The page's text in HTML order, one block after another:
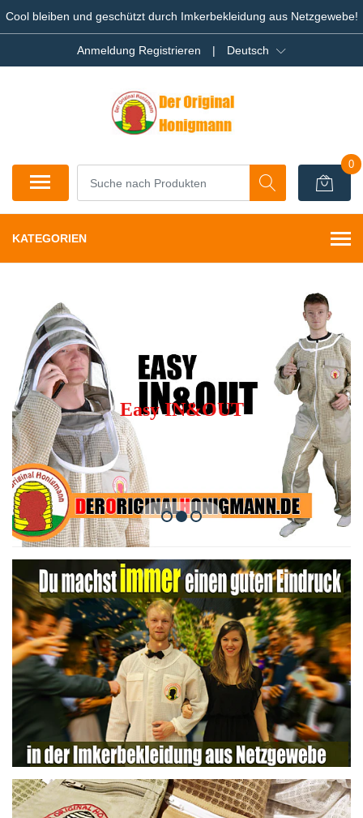
Cool bleiben und geschützt durch Imkerbekleidung aus Netzgewebe!
Anmeldung Registrieren | Deutsch
0
KATEGORIEN
Easy IN&OUT